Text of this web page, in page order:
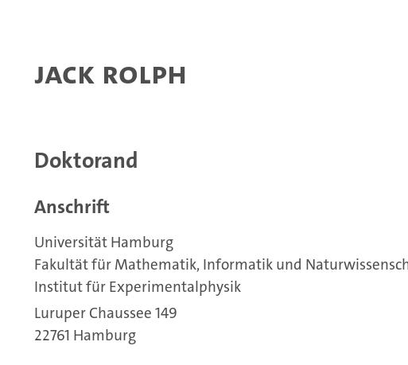
Jack Rolph
Doktorand
Anschrift
Universität Hamburg
Fakultät für Mathematik, Informatik und
Institut für Experimentalphysik
Luruper Chaussee 149
22761 Hamburg